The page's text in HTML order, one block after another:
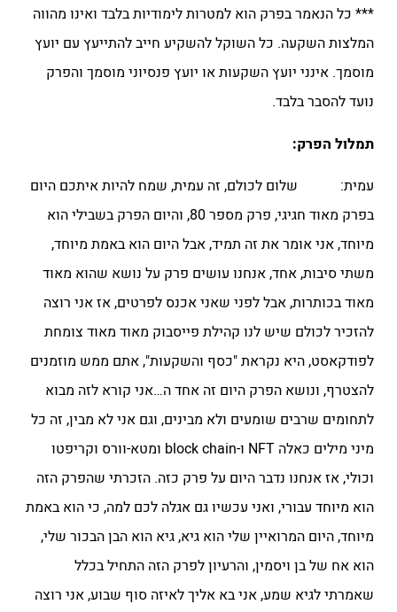
*** כל הנאמר בפרק הוא למטרות לימודיות בלבד ואינו מהווה
המלצות השקעה. כל השוקל להשקיע חייב להתייעץ עם יועץ
מוסמך. אינני יועץ השקעות או יועץ פנסיוני מוסמך והפרק
נועד להסבר בלבד.
תמלול הפרק:
עמית: שלום לכולם, זה עמית, שמח להיות איתכם היום
בפרק מאוד חגיגי, פרק מספר 80, והיום הפרק בשבילי הוא
מיוחד, אני אומר את זה תמיד, אבל היום הוא באמת מיוחד,
משתי סיבות, אחד, אנחנו עושים פרק על נושא שהוא מאוד
מאוד בכותרות, אבל לפני שאני אכנס לפרטים, אז אני רוצה
להזכיר לכולם שיש לנו קהילת פייסבוק מאוד מאוד צומחת
לפודקאסט, היא נקראת "כסף והשקעות", אתם ממש מוזמנים
להצטרף, ונושא הפרק היום זה אחד ה…אני קורא לזה מבוא
לתחומים שרבים שומעים ולא מבינים, וגם אני לא מבין, זה כל
מיני מילים כאלה NFT ו-block chain ומטא-וורס וקריפטו
וכולי, אז אנחנו נדבר היום על פרק כזה. הזכרתי שהפרק הזה
הוא מיוחד עבורי, ואני עכשיו גם אגלה לכם למה, כי הוא באמת
מיוחד, היום המרואיין שלי הוא גיא, גיא הוא הבן הבכור שלי,
הוא אח של בן ויסמין, והרעיון לפרק הזה התחיל בכלל
שאמרתי לגיא שמע, אני בא אליך לאיזה סוף שבוע, אני רוצה